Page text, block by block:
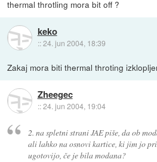
thermal throtling mora bit off ?
keko
::24. jun 2004, 18:39
Zakaj mora biti thermal throting
Zheegec
::24. jun 2004, 19:04
2. na spletni strani JAE piše, da ob
ali lahko na osnovi kartice, ki jim jo
ugotovijo, če je bila modana?